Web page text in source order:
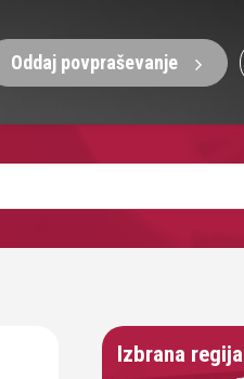
Oddaj povpraševanje
Izbrana regija